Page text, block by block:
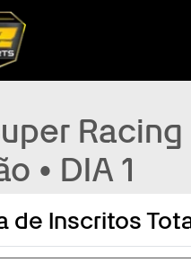
Racing
• DIA 1
de Inscritos